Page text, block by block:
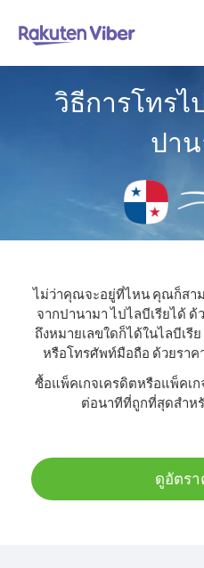
วิธีการโทรไ
ปา
ไม่ว่าคุณจะอยู่ที่ไหน คุณก็สา
จากปานามา ไปไลบีเรียได้ ด้
ถึงหมายเลขใดก็ได้ในไลบีเ
หรือโทรศัพท์มือถือ ด้วยราค
ซื้อแพ็คเกจเครดิตหรือแพ็คเ
ต่อนาทีที่ถูกที่สุดสำห
ดูอัตร